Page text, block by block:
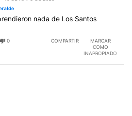
nada de Los Santos
0 COMPARTIR
MARCAR
COMO
INAPROPIADO